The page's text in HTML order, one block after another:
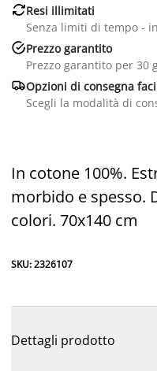
Resi illimitati
Senza limiti di tempo -
Prezzo garantito
Prezzo garantito per 30
Opzioni di consegna
Scegli la modalità di
In cotone 100%.
morbido e spesso.
colori. 70x140 cm
SKU: 2326107
Dettagli prodotto